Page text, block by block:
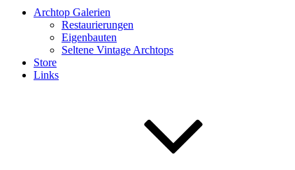
Archtop Galerien
Restaurierungen
Eigenbauten
Seltene Vintage Archtops
Store
Links